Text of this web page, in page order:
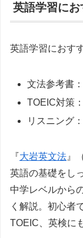
英語学習に
英語学習におす
文法参考書
TOEIC対策
リスニング
『大岩英文法 』
英語の基礎をし
中学レベルから
く解説。初心者
TOEIC、英検に